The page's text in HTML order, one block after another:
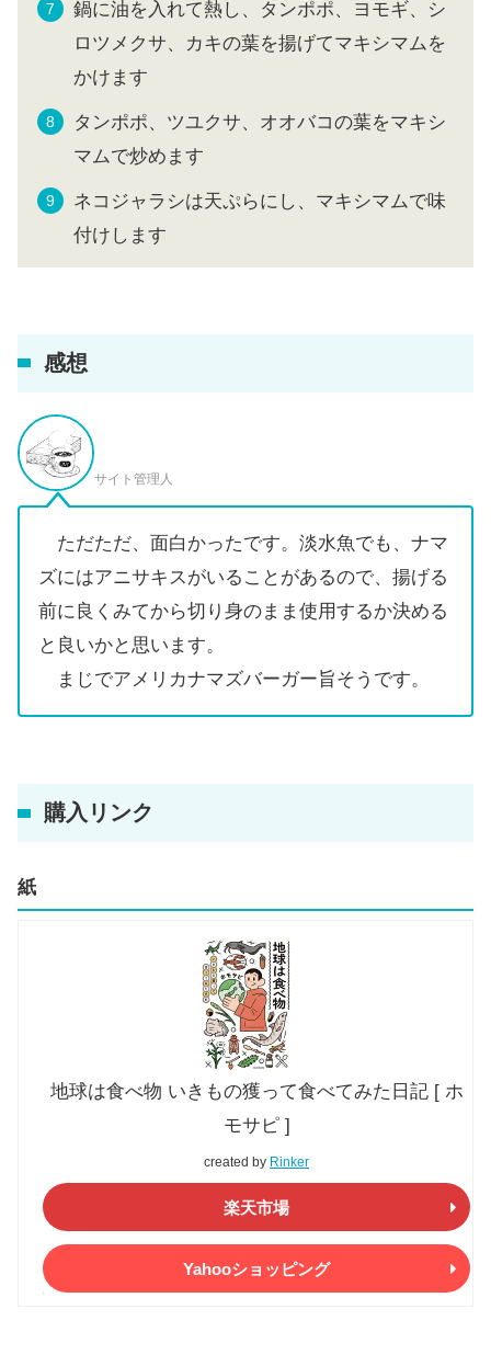
鍋に油を入れて熱し、タンポポ、ヨモギ、シ
ロツメクサ、カキの葉を揚げてマキシマムを
かけます
タンポポ、ツユクサ、オオバコの葉をマキシ
マムで炒めます
ネコジャラシは天ぷらにし、マキシマムで味
付けします
感想
サイト管理人
ただただ、面白かったです。淡水魚でも、ナマ
ズにはアニサキスがいることがあるので、揚げる
前に良くみてから切り身のまま使用するか決める
と良いかと思います。
まじでアメリカナマズバーガー旨そうです。
購入リンク
紙
地球は食べ物 いきもの獲って食べてみた日記 [ ホ
モサピ ]
created by Rinker
楽天市場
Yahooショッピング